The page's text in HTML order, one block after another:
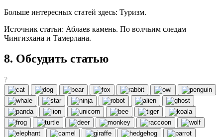
Больше интересных статей здесь: Туризм.
Источник статьи: Аблаев камень. По волчьим следам
Чингизхана и Тамерлана.
8. Обсудить статью
?